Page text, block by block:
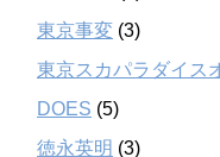
東京事変 (3)
東京スカパラダイス
DOES (5)
徳永英明 (3)